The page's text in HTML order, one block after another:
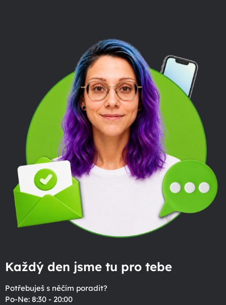
Každý den jsme tu pro tebe
Potřebuješ s něčím poradit?
Po-Ne: 8:30 - 20:00